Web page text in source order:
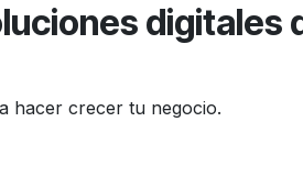
digitales
hacer crecer tu negocio.